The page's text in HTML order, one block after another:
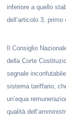
inferiore a quello
dell’articolo 3,
Il Consiglio
della Corte
segnale
sistema tariffario,
un’equa
qualità